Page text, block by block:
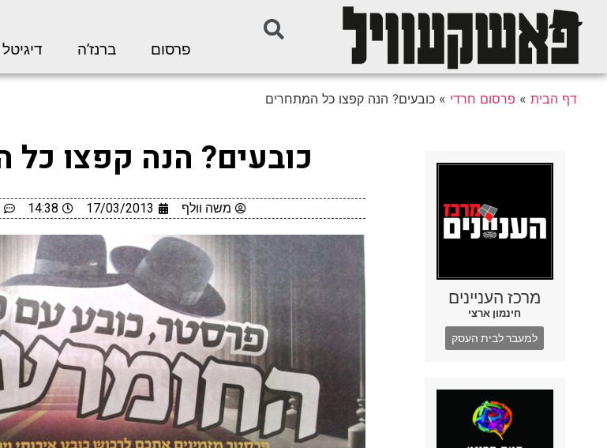
פרסום ברנז’ה דיגיטל
דף הבית » פרסום חרדי »כובעים? הנה קפצו כל המתחרים
מרכז העניינים
חינמון ארצי
למעבר לבית העסק
כובעים? הנה קפצו כל
משה וולף 17/03/2013
14:38